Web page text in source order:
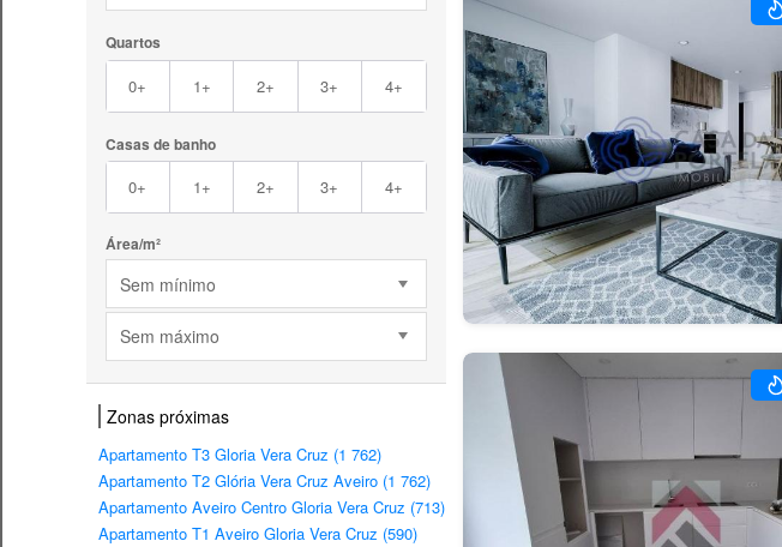
Quartos
0+ 1+ 2+ 3+ 4+
Casas de banho
0+ 1+ 2+ 3+ 4+
Área/m²
Sem mínimo
Sem máximo
Zonas próximas
Apartamento T3 Gloria Vera Cruz (1 762)
Apartamento T2 Glória Vera Cruz Aveiro (1 762)
Apartamento Aveiro Centro Gloria Vera Cruz (713)
Apartamento T1 Aveiro Gloria Vera Cruz (590)